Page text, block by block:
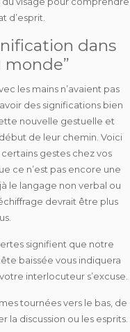
d’esprit.
dans
monde”
les mains n’avaient pas
des significations bien
nouvelle gestuelle et
de leur chemin. Voici
gestes chez vos
ce n’est pas encore une
le langage non verbal ou
devrait être plus
signifient que notre
baissée vous indiquera
interlocuteur s’excuse.
tournées vers le bas, de
la discussion ou les esprits.